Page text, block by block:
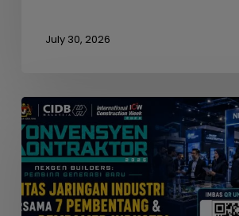
July 30, 2026
Seminar
Konvensyen
Kontraktor
2026